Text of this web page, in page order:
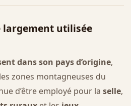
largement utilisée
dans son pays d’origine,
zones montagneuses du
d’être employé pour la selle,